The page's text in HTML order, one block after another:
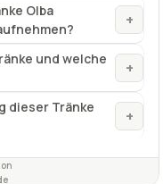
Olba
+
und welche
+
dieser Tränke
+